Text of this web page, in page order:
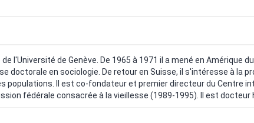
l'Université de Genève. De 1965 à 1971 il a mené en Amérique
doctorale en sociologie. De retour en Suisse, il s'intéresse à la
populations. Il est co-fondateur et premier directeur du Centre
fédérale consacrée à la vieillesse (1989-1995). Il est